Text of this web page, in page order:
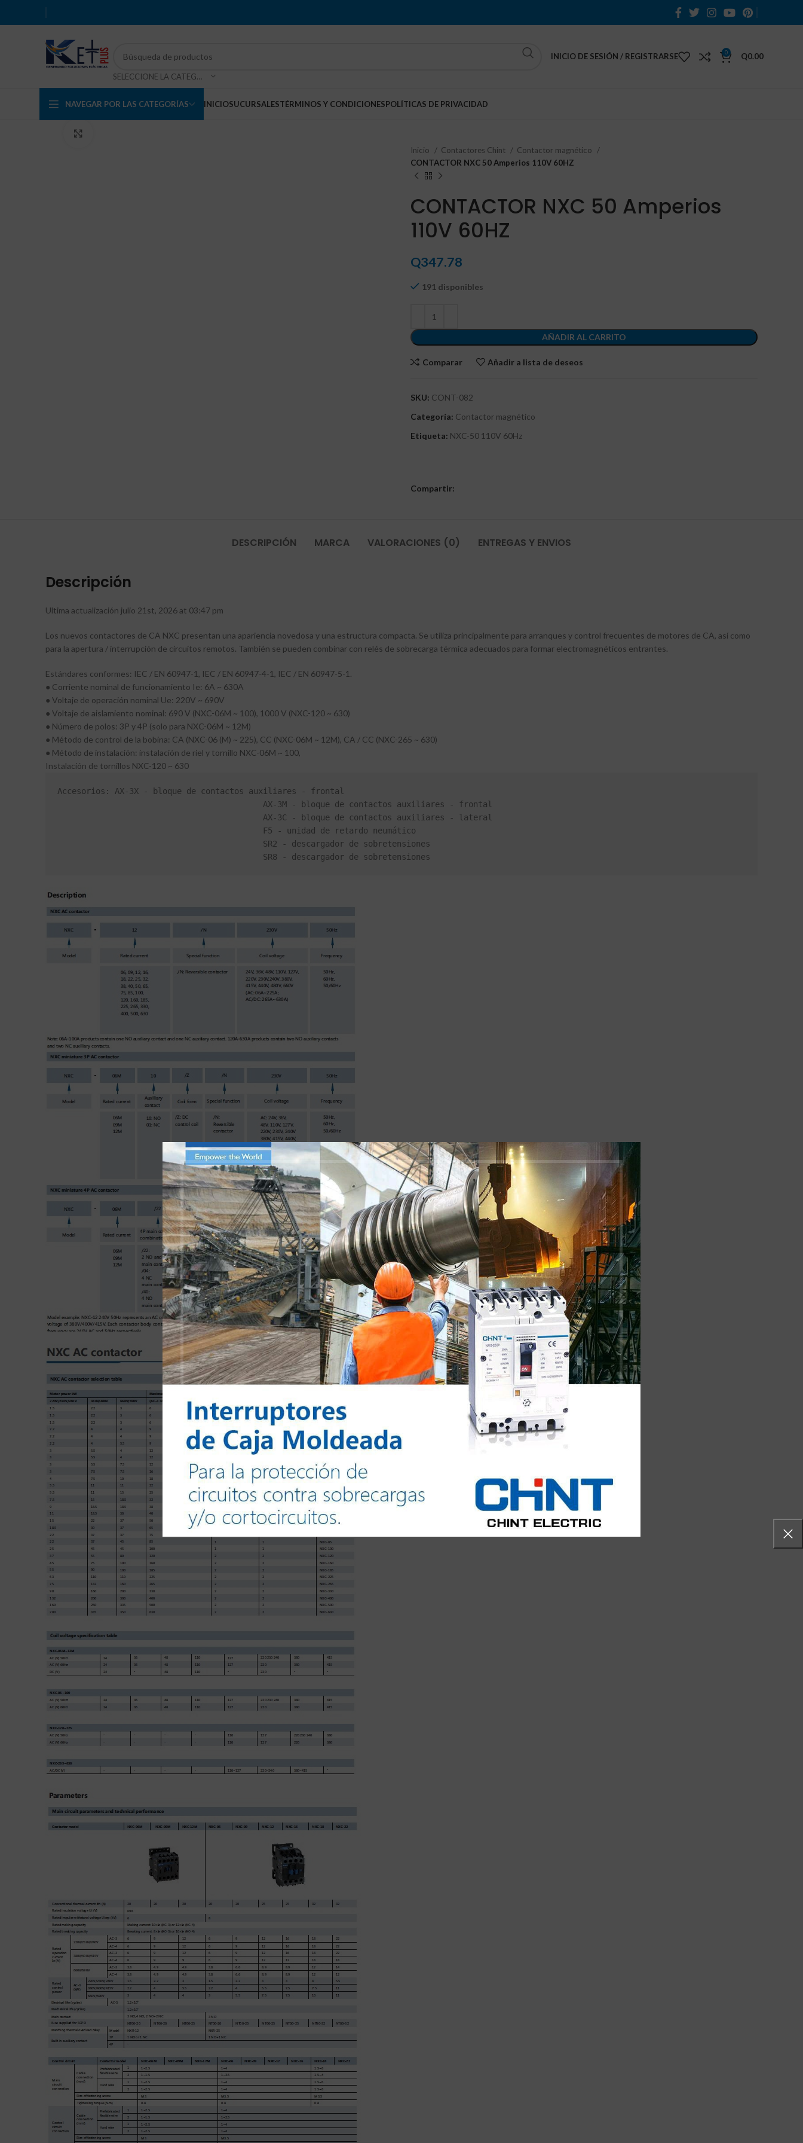
Todos los derechos reservados @2024
SELECCIONE LA CATEGORÍA
INICIO DE SESIÓN / REGISTRARSE 0 Q0.00
NAVEGAR POR LAS CATEGORÍAS INICIOSUCURSALESTÉRMINOS Y CONDICIONESPOLÍTICAS DE PRIVACIDAD
Inicio
Contactores Chint
Contactor magnético
CONTACTOR NXC 50 Amperios 110V 60HZ
CONTACTOR NXC 50 Amperios
110V 60HZ
Q347.78
191 disponibles
AÑADIR AL CARRITO
Comparar Añadir a lista de deseos
SKU: CONT-082
Categoría: Contactor magnético
Etiqueta: NXC-50 110V 60Hz
Compartir:
DESCRIPCIÓN MARCA VALORACIONES (0) ENTREGAS Y ENVIOS
Descripción
Ultima actualización julio 21st, 2026 at 03:47 pm
Los nuevos contactores de CA NXC presentan una apariencia novedosa y una estructura compacta. Se utiliza principalmente para arranques y control frecuentes de motores de CA, así como
para la apertura / interrupción de circuitos remotos. También se pueden combinar con relés de sobrecarga térmica adecuados para formar electromagnéticos entrantes.
Estándares conformes: IEC / EN 60947-1, IEC / EN 60947-4-1, IEC / EN 60947-5-1.
● Corriente nominal de funcionamiento Ie: 6A ~ 630A
● Voltaje de operación nominal Ue: 220V ~ 690V
● Voltaje de aislamiento nominal: 690 V (NXC-06M ~ 100), 1000 V (NXC-120 ~ 630)
● Número de polos: 3P y 4P (solo para NXC-06M ~ 12M)
● Método de control de la bobina: CA (NXC-06 (M) ~ 225), CC (NXC-06M ~ 12M), CA / CC (NXC-265 ~ 630)
● Método de instalación: instalación de riel y tornillo NXC-06M ~ 100,
Instalación de tornillos NXC-120 ~ 630
Accesorios: AX-3X - bloque de contactos auxiliares - frontal
                                           SR8 - descargador de sobretensiones